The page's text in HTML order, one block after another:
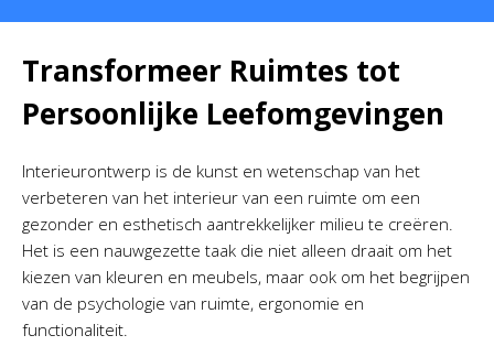
Transformeer Ruimtes tot
Persoonlijke Leefomgevingen
Interieurontwerp is de kunst en wetenschap van het
verbeteren van het interieur van een ruimte om een
gezonder en esthetisch aantrekkelijker milieu te creëren.
Het is een nauwgezette taak die niet alleen draait om het
kiezen van kleuren en meubels, maar ook om het begrijpen
van de psychologie van ruimte, ergonomie en
functionaliteit.